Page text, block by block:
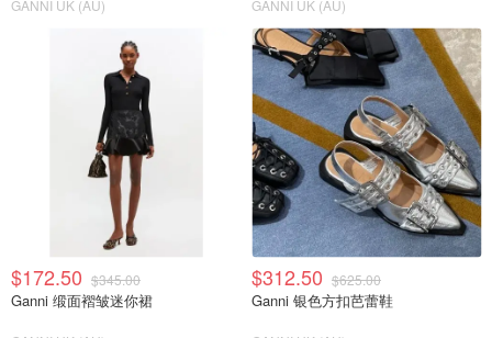
GANNI UK (AU) GANNI UK (AU)
$172.50 $345.00
Ganni 缎面褶皱迷你裙
$312.50 $625.00
Ganni 银色方扣芭蕾鞋